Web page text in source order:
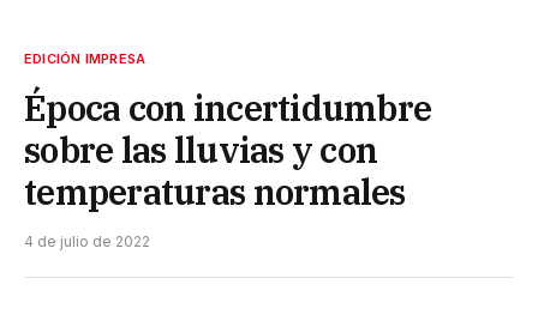
EDICIÓN IMPRESA
Época con incertidumbre
sobre las lluvias y con
temperaturas normales
4 de julio de 2022